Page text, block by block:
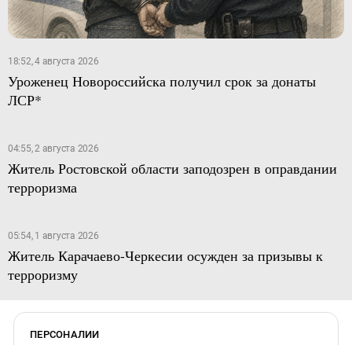
18:52, 4 августа 2026
Уроженец Новороссийска получил срок за донаты
ЛСР*
04:55, 2 августа 2026
Житель Ростовской области заподозрен в оправдании
терроризма
05:54, 1 августа 2026
Житель Карачаево-Черкесии осужден за призывы к
терроризму
ПЕРСОНАЛИИ